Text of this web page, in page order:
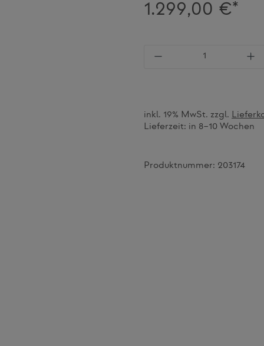
1.299,00 €*
Produkt Anzahl:
inkl. 19% MwSt. zzgl.
Lieferzeit: in 8–10 Wochen
Produktnummer: 203174